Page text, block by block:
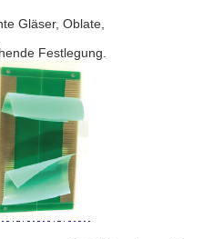
Gläser, Oblate,
Festlegung.